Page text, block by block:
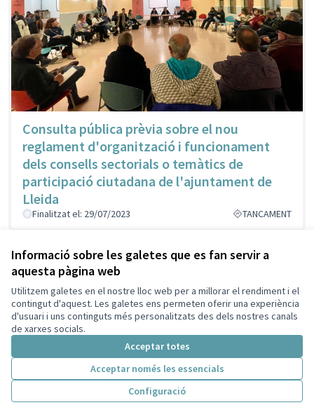
Informació sobre les galetes que es fan servir a
aquesta pàgina web
Utilitzem galetes en el nostre lloc web per a millorar el rendiment i el
contingut d'aquest. Les galetes ens permeten oferir una experiència
d'usuari i uns continguts més personalitzats des dels nostres canals
de xarxes socials.
Acceptar totes
Acceptar només les essencials
Configuració
Inici
Cercar Activitat Entra
Consulta pública prèvia sobre el nou
reglament d'organització i funcionament
dels consells sectorials o temàtics de
participació ciutadana de l'ajuntament de
Lleida
Finalitzat el: 29/07/2023 TANCAMENT